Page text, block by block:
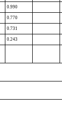
0.990
0.770
0.731
0.243